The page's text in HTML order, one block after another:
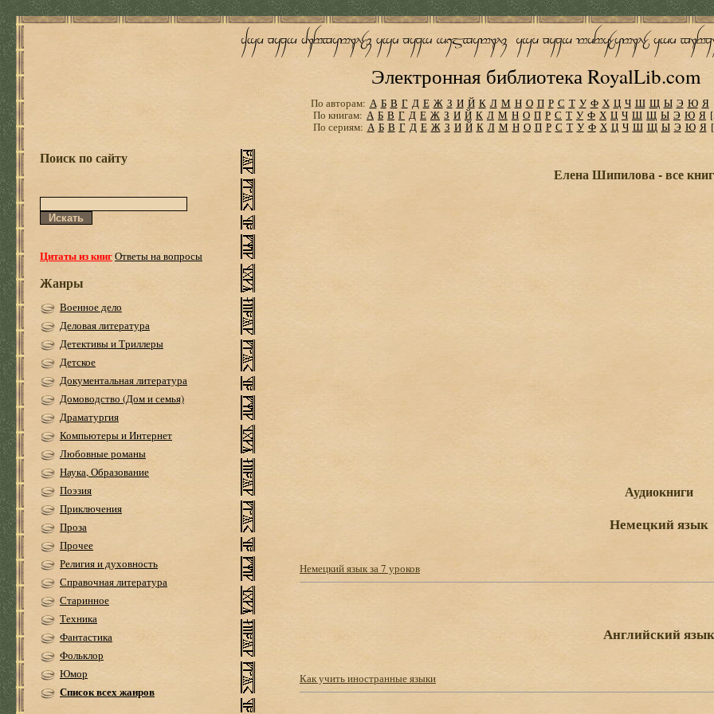
Электронная библиотека RoyalLib.com
По авторам: А Б В Г Д Е Ж З И Й К Л М Н О П Р С Т У Ф Х Ц Ч Ш Щ Ы Э Ю Я
По книгам: А Б В Г Д Е Ж З И Й К Л М Н О П Р С Т У Ф Х Ц Ч Ш Щ Ы Э Ю Я
По сериям: А Б В Г Д Е Ж З И Й К Л М Н О П Р С Т У Ф Х Ц Ч Ш Щ Ы Э Ю Я
Поиск по сайту
Цитаты из книгОтветы на вопросы
Жанры
Военное дело
Деловая литература
Детективы и Триллеры
Детское
Документальная литература
Домоводство (Дом и семья)
Драматургия
Компьютеры и Интернет
Любовные романы
Наука, Образование
Поэзия
Приключения
Проза
Прочее
Религия и духовность
Справочная литература
Старинное
Техника
Фантастика
Фольклор
Юмор
Список всех жанров
Елена Шипилова - все
Аудиокниги
Немецкий язык
Немецкий язык за 7 уроков
Английский язык
Как учить иностранные языки